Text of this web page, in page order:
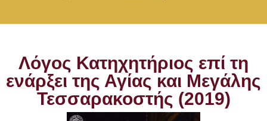
Λόγος Κατηχητήριος επί τη
ενάρξει της Αγίας και Μεγάλης
Τεσσαρακοστής (2019)